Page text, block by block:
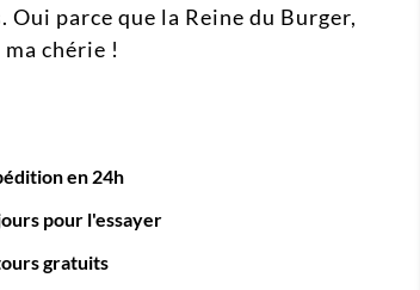
Oui parce que la Reine du Burger,
ma chérie !
en 24h
pour l'essayer
gratuits